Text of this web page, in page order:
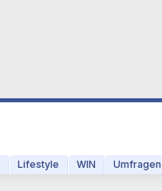
Lifestyle WIN Umfragen